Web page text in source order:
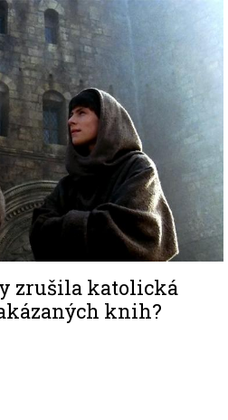
zrušila katolická
knih?